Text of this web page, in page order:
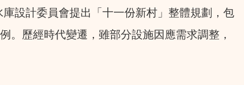
設計委員會提出「十一份新村」整體規劃，包
。歷經時代變遷，雖部分設施因應需求調整，